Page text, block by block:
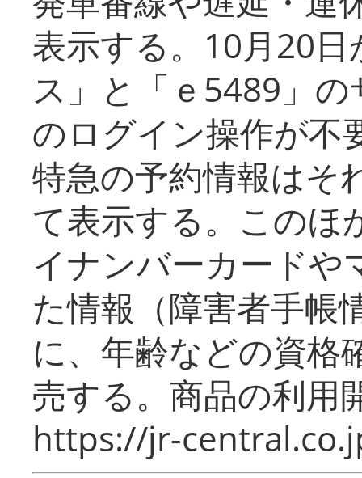
表示する。10月20
ス」と「ｅ5489」
のログイン操作が不
特急の予約情報はそ
て表示する。このほ
イナンバーカードや
た情報（障害者手帳
に、年齢などの資格
売する。商品の利用
https://jr-